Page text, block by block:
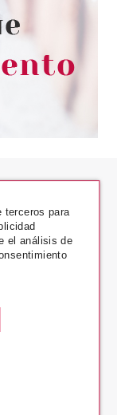
terceros para
el análisis de